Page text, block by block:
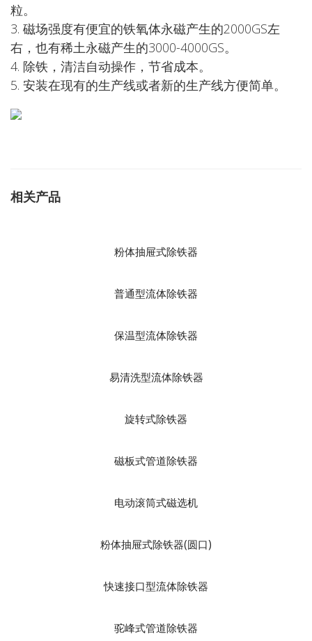
粒。
3. 磁场强度有便宜的铁氧体永磁产生的2000GS左
右，也有稀土永磁产生的3000-4000GS。
4. 除铁，清洁自动操作，节省成本。
5. 安装在现有的生产线或者新的生产线方便简单。
相关产品
粉体抽屉式除铁器
普通型流体除铁器
保温型流体除铁器
易清洗型流体除铁器
旋转式除铁器
磁板式管道除铁器
电动滚筒式磁选机
粉体抽屉式除铁器(圆口)
快速接口型流体除铁器
驼峰式管道除铁器